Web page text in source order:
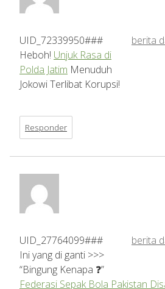
berita
UID_72339950###
Heboh! Unjuk Rasa di
Polda Jatim Menuduh
Jokowi Terlibat Korupsi!
Responder
berita
UID_27764099###
Ini yang di ganti >>>
“Bingung Kenapa ❓”
Federasi Sepak Bola Pakistan